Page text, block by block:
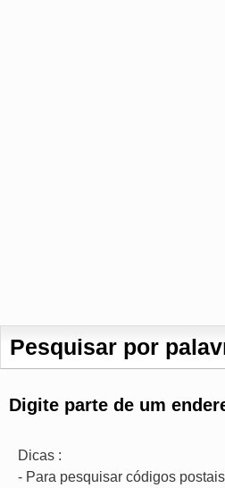
Pesquisar por
Digite parte de um
Dicas :
- Para pesquisar códigos